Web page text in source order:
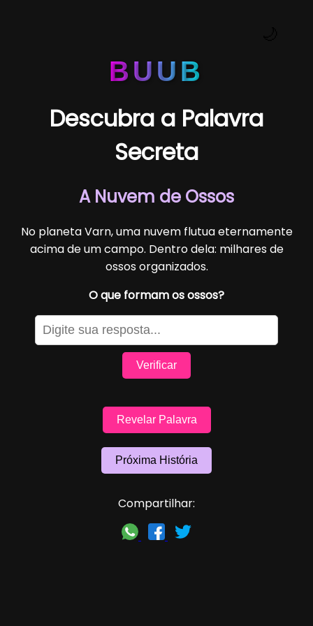
BUUB
Descubra a Palavra
Secreta
A Nuvem de Ossos
No planeta Varn, uma nuvem flutua eternamente
acima de um campo. Dentro dela: milhares de
ossos organizados.
O que formam os ossos?
Verificar
Revelar Palavra
Próxima História
Compartilhar: